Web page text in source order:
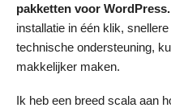
pakketten voor WordPress.
installatie in één klik,
technische ondersteuning,
makkelijker maken.
Ik heb een breed scala aan